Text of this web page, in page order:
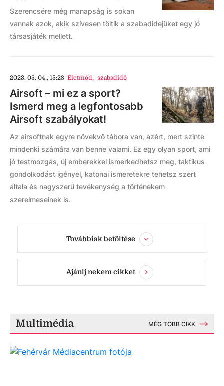
Szerencsére még manapság is sokan
vannak azok, akik szívesen töltik a szabadidejüket egy jó
társasjáték mellett.
2023. 05. 04., 15:28 Életmód, szabadidő
Airsoft – mi ez a sport?
Ismerd meg a legfontosabb
Airsoft szabályokat!
Az airsoftnak egyre növekvő tábora van, azért, mert szinte
mindenki számára van benne valami. Ez egy olyan sport, ami
jó testmozgás, új emberekkel ismerkedhetsz meg, taktikus
gondolkodást igényel, katonai ismeretekre tehetsz szert
általa és nagyszerű tevékenység a történekem
szerelmeseinek is.
Továbbiak betöltése
Ajánlj nekem cikket
Multimédia MÉG TÖBB CIKK